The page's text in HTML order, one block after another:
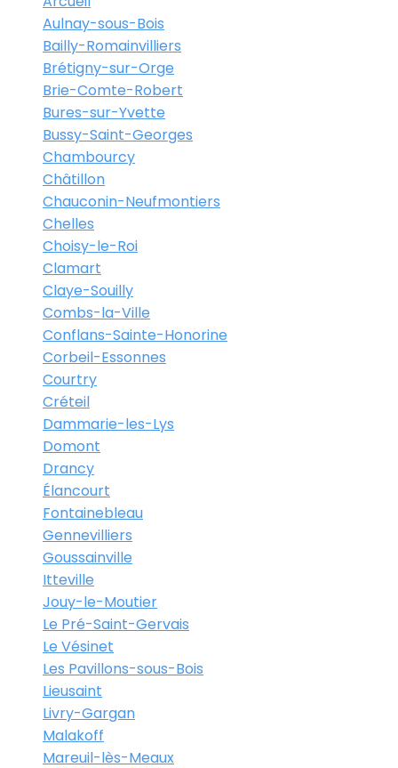
Aulnay-sous-Bois
Bailly-Romainvilliers
Brétigny-sur-Orge
Brie-Comte-Robert
Bures-sur-Yvette
Bussy-Saint-Georges
Chambourcy
Châtillon
Chauconin-Neufmontiers
Chelles
Choisy-le-Roi
Clamart
Claye-Souilly
Combs-la-Ville
Conflans-Sainte-Honorine
Corbeil-Essonnes
Courtry
Créteil
Dammarie-les-Lys
Domont
Drancy
Élancourt
Fontainebleau
Gennevilliers
Goussainville
Itteville
Jouy-le-Moutier
Le Pré-Saint-Gervais
Le Vésinet
Les Pavillons-sous-Bois
Lieusaint
Livry-Gargan
Malakoff
Mareuil-lès-Meaux